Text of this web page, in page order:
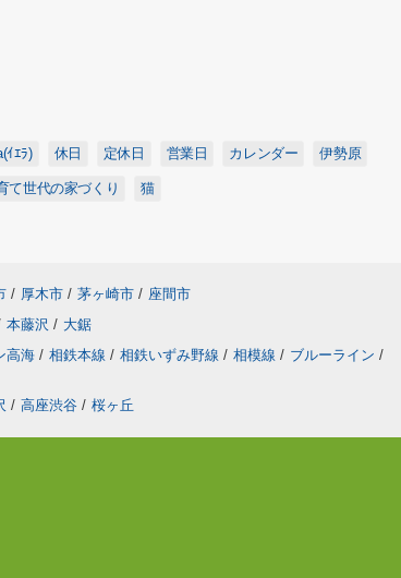
ｲｴﾗ) 休日 定休日 営業日 カレンダー 伊勢原
て世代の家づくり 猫
/ 厚木市 / 茅ヶ崎市 / 座間市
本藤沢 / 大鋸
高海 / 相鉄本線 / 相鉄いずみ野線 / 相模線 / ブルーライン /
/ 高座渋谷 / 桜ヶ丘